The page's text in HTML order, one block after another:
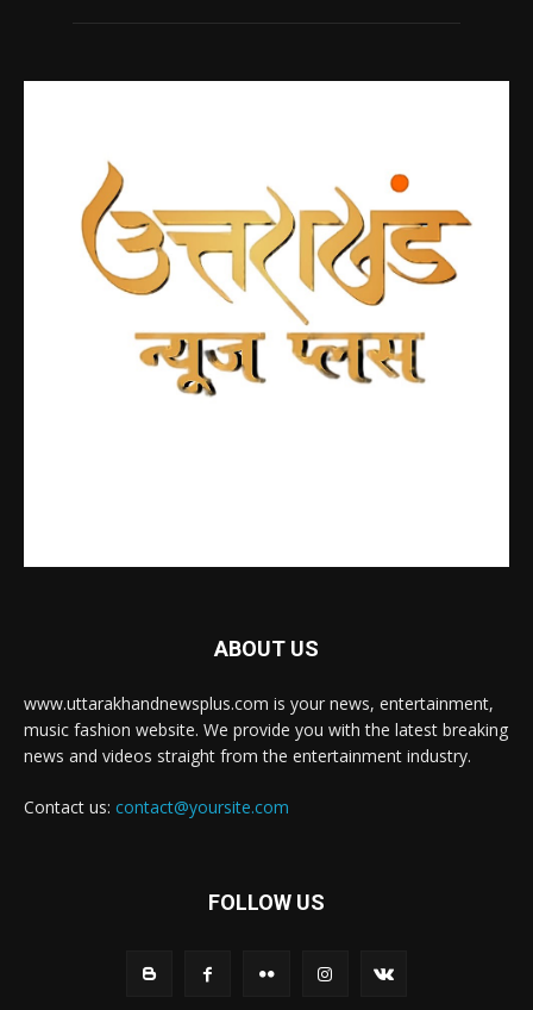
ABOUT US
www.uttarakhandnewsplus.com is your news, entertainment,
music fashion website. We provide you with the latest breaking
news and videos straight from the entertainment industry.
Contact us: contact@yoursite.com
FOLLOW US